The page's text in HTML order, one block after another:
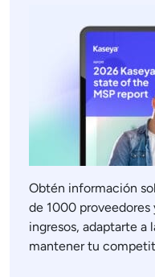
Obtén información
de 1000
ingresos, adaptarte a
mantener tu